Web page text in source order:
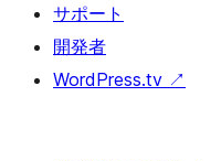
サポート
開発者
WordPress.tv ↗